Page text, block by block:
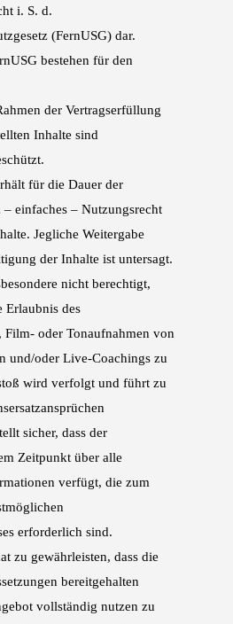
i. S. d.
(FernUSG) dar.
bestehen für den
der Vertragserfüllung
Inhalte sind
für die Dauer der
einfaches – Nutzungsrecht
Jegliche Weitergabe
der Inhalte ist untersagt.
nicht berechtigt,
Erlaubnis des
Film- oder Tonaufnahmen von
und/oder Live-Coachings zu
wird verfolgt und führt zu
sicher, dass der
Zeitpunkt über alle
verfügt, die zum
erforderlich sind.
zu gewährleisten, dass die
bereitgehalten
vollständig nutzen zu